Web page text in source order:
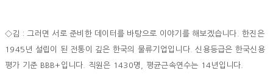
◇김 : 그러면 서로 준비한 데이터를 바탕으로 이야기를 해보겠습니다. 한진은
1945년 설립이 된 전통이 깊은 한국의 물류기업입니다. 신용등급은 한국신용
평가 기준 BBB+입니다. 직원은 1430명, 평균근속연수는 14년입니다.